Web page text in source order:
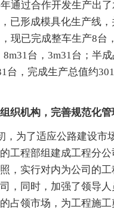
通过合作开发生产出
已形成模具化生产线
现已完成整车生产8台
8m31台，3m31台；半
台，完成生产总值约
织机构，完善规范化管
，为了适应公路建设市
工程部组建成工程分
，实行对内为公司的
，同时，加强了领导
占领市场，为工程施